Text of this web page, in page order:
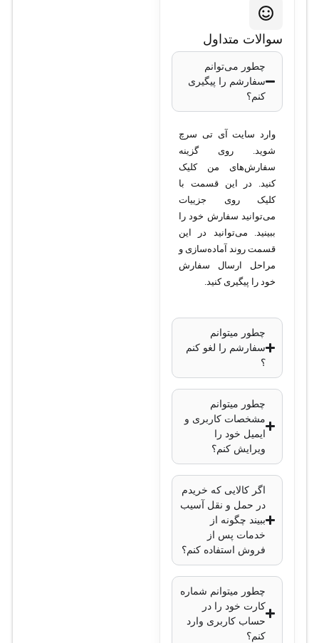
سوالات متداول
چطور می‌توانم
سفارشم را پیگیری
کنم؟
وارد سایت آی تی سرچ
شوید. روی گزینه
سفارش‌های من کلیک
کنید. در این قسمت با
کلیک روی جزییات
می‌توانید سفارش خود را
ببینید. می‌توانید در این
قسمت روند آماده‌سازی و
مراحل ارسال سفارش
خود را پیگیری کنید.
چطور میتوانم
سفارشم را لغو کنم
؟
چطور میتوانم
مشخصات کاربری و
ایمیل خود را
ویرایش کنم؟
اگر کالایی که خریدم
در حمل و نقل آسیب
ببیند چگونه از
خدمات پس از
فروش استفاده کنم؟
چطور میتوانم شماره
کارت خود را در
حساب کاربری وارد
کنم؟